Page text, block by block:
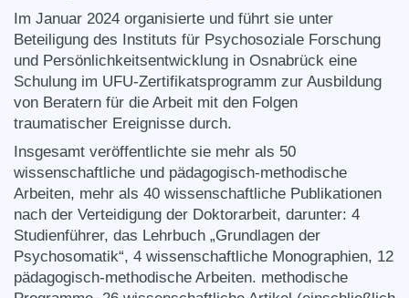
Im Januar 2024 organisierte und führt sie unter
Beteiligung des Instituts für Psychosoziale Forschung
und Persönlichkeitsentwicklung in Osnabrück eine
Schulung im UFU-Zertifikatsprogramm zur Ausbildung
von Beratern für die Arbeit mit den Folgen
traumatischer Ereignisse durch.
Insgesamt veröffentlichte sie mehr als 50
wissenschaftliche und pädagogisch-methodische
Arbeiten, mehr als 40 wissenschaftliche Publikationen
nach der Verteidigung der Doktorarbeit, darunter: 4
Studienführer, das Lehrbuch „Grundlagen der
Psychosomatik“, 4 wissenschaftliche Monographien, 12
pädagogisch-methodische Arbeiten. methodische